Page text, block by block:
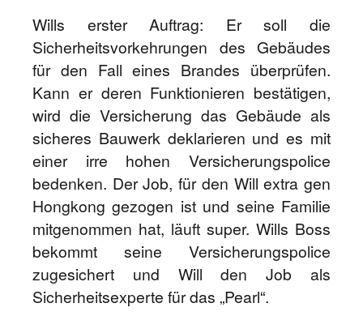
Wills erster Auftrag: Er soll die
Sicherheitsvorkehrungen des Gebäudes
für den Fall eines Brandes überprüfen.
Kann er deren Funktionieren bestätigen,
wird die Versicherung das Gebäude als
sicheres Bauwerk deklarieren und es mit
einer irre hohen Versicherungspolice
bedenken. Der Job, für den Will extra gen
Hongkong gezogen ist und seine Familie
mitgenommen hat, läuft super. Wills Boss
bekommt seine Versicherungspolice
zugesichert und Will den Job als
Sicherheitsexperte für das „Pearl“.